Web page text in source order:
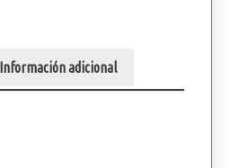
Información adicional